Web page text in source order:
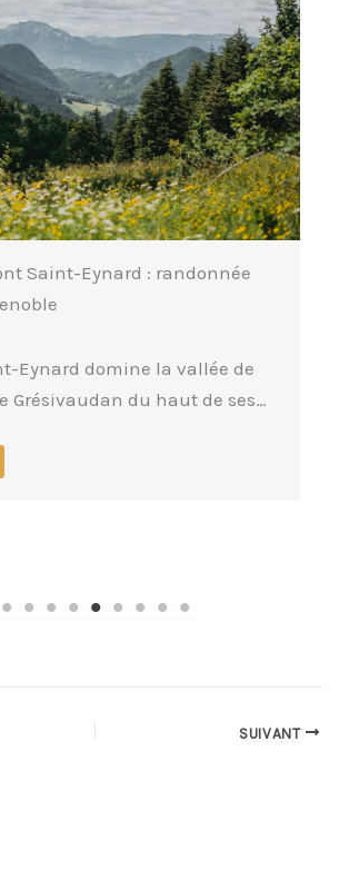
de Haute-Jarrie, une randonnée
Grenoble
nouvelle randonnée accessible
en transports en commun,
SUIVANT